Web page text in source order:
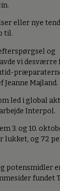
eller nye
til.
og
vi desværre
Jeanne Majland.
led i global
Interpol.
3. og 10.
lukket, og 72
potensmidler
fundet